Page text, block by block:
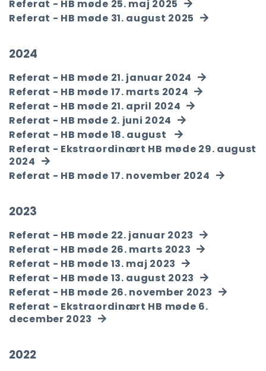
Referat - HB møde 25. maj 2025
Referat - HB møde 31. august 2025
2024
Referat - HB møde 21. januar 2024
Referat - HB møde 17. marts 2024
Referat - HB møde 21. april 2024
Referat - HB møde 2. juni 2024
Referat - HB møde 18. august
Referat - Ekstraordinært HB møde 29. august
2024
Referat - HB møde 17. november 2024
2023
Referat - HB møde 22. januar 2023
Referat - HB møde 26. marts 2023
Referat - HB møde 13. maj 2023
Referat - HB møde 13. august 2023
Referat - HB møde 26. november 2023
Referat - Ekstraordinært HB møde 6.
december 2023
2022